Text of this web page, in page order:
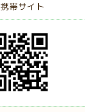
携帯サイト